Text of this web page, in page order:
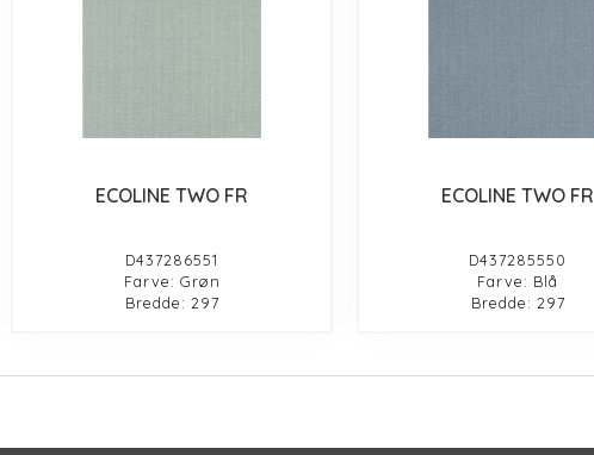
ECOLINE TWO FR
D437286551
Farve: Grøn
Bredde: 297
ECOLINE TWO FR
D437285550
Farve: Blå
Bredde: 297